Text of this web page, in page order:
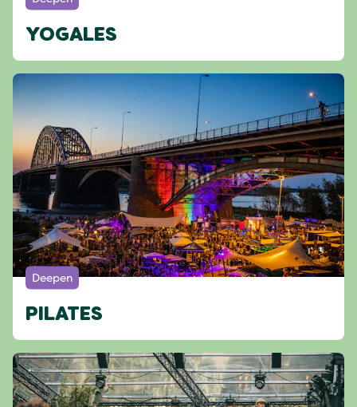
YOGALES
Deepen
PILATES